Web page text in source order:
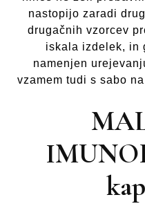
nastopijo zaradi
drugačnih vzorcev
iskala izdelek, in
namenjen
vzamem tudi s sabo